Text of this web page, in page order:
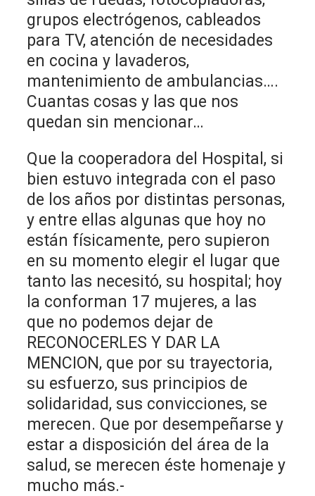
grupos electrógenos, cableados
para TV, atención de necesidades
en cocina y lavaderos,
mantenimiento de ambulancias….
Cuantas cosas y las que nos
quedan sin mencionar…
Que la cooperadora del Hospital, si
bien estuvo integrada con el paso
de los años por distintas personas,
y entre ellas algunas que hoy no
están físicamente, pero supieron
en su momento elegir el lugar que
tanto las necesitó, su hospital; hoy
la conforman 17 mujeres, a las
que no podemos dejar de
RECONOCERLES Y DAR LA
MENCION, que por su trayectoria,
su esfuerzo, sus principios de
solidaridad, sus convicciones, se
merecen. Que por desempeñarse y
estar a disposición del área de la
salud, se merecen éste homenaje y
mucho más.-